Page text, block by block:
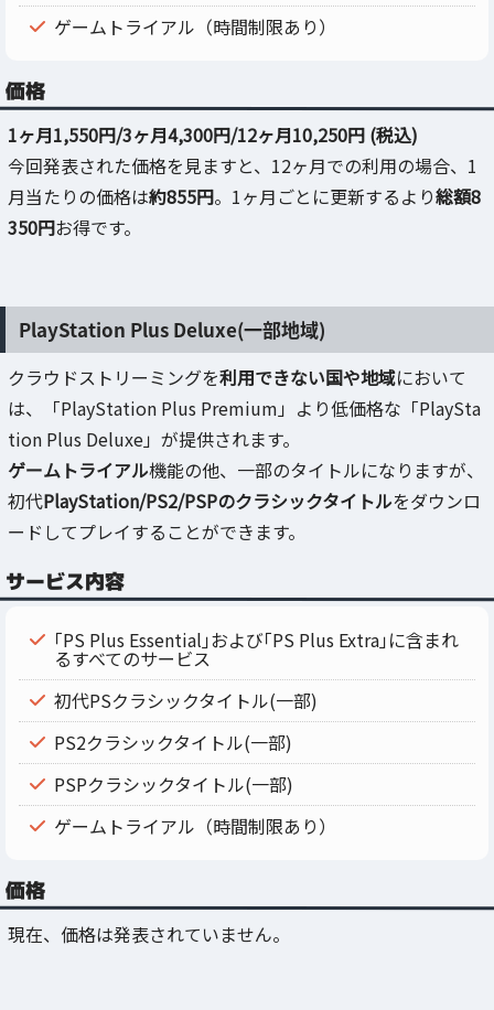
ゲームトライアル（時間制限あり）
価格
1ヶ月1,550円/3ヶ月4,300円/12ヶ月10,250円 (税込)
今回発表された価格を見ますと、12ヶ月での利用の場合、1
月当たりの価格は約855円。1ヶ月ごとに更新するより総額8
350円お得です。
PlayStation Plus Deluxe(一部地域)
クラウドストリーミングを利用できない国や地域において
は、「PlayStation Plus Premium」より低価格な「PlaySta
tion Plus Deluxe」が提供されます。
ゲームトライアル機能の他、一部のタイトルになりますが、
初代PlayStation/PS2/PSPのクラシックタイトルをダウンロ
ードしてプレイすることができます。
サービス内容
｢PS Plus Essential｣および｢PS Plus Extra｣に含まれ
るすべてのサービス
初代PSクラシックタイトル(一部)
PS2クラシックタイトル(一部)
PSPクラシックタイトル(一部)
ゲームトライアル（時間制限あり）
価格
現在、価格は発表されていません。